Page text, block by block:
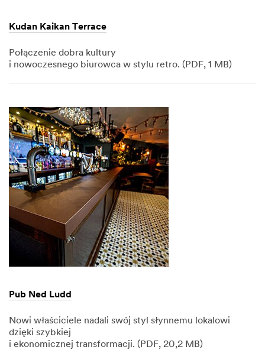
Kudan Kaikan Terrace
Połączenie dobra kultury
i nowoczesnego biurowca w stylu retro. (PDF, 1 MB)
1,
Pub Ned Ludd
Nowi właściciele nadali swój styl słynnemu lokalowi
dzięki szybkiej
i ekonomicznej transformacji. (PDF, 20,2 MB)